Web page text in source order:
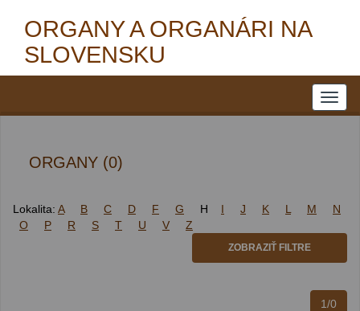
ORGANY A ORGANÁRI NA
SLOVENSKU
ORGANY (0)
Lokalita: A B C D F G H I J K L M
N
O
P R S T U V Z
ZOBRAZIŤ FILTRE
1/0